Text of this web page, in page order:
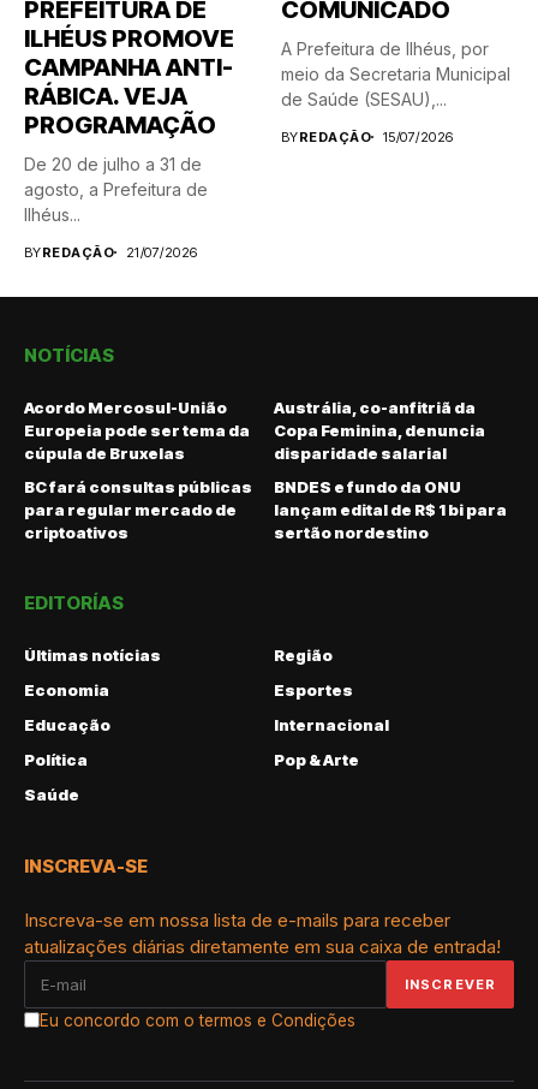
PREFEITURA DE
ILHÉUS PROMOVE
CAMPANHA ANTI-
RÁBICA. VEJA
PROGRAMAÇÃO
De 20 de julho a 31 de
agosto, a Prefeitura de
Ilhéus...
BYREDAÇÃO 21/07/2026
COMUNICADO
A Prefeitura de Ilhéus, por
meio da Secretaria Municipal
de Saúde (SESAU),...
BYREDAÇÃO 15/07/2026
NOTÍCIAS
Acordo Mercosul-União
Europeia pode ser tema da
cúpula de Bruxelas
Austrália, co-anfitriã da
Copa Feminina, denuncia
disparidade salarial
BC fará consultas públicas
para regular mercado de
criptoativos
BNDES e fundo da ONU
lançam edital de R$ 1 bi para
sertão nordestino
EDITORÍAS
Últimas notícias
Região
Economia
Esportes
Educação
Internacional
Política
Pop & Arte
Saúde
INSCREVA-SE
Inscreva-se em nossa lista de e-mails para receber
atualizações diárias diretamente em sua caixa de entrada!
Eu concordo com o termos e Condições